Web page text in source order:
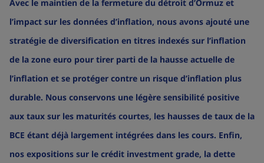
Avec le maintien de la fermeture du détroit d’Ormuz et
l’impact sur les données d’inflation, nous avons ajouté une
stratégie de diversification en titres indexés sur l’inflation
de la zone euro pour tirer parti de la hausse actuelle de
l’inflation et se protéger contre un risque d’inflation plus
durable. Nous conservons une légère sensibilité positive
aux taux sur les maturités courtes, les hausses de taux de la
BCE étant déjà largement intégrées dans les cours. Enfin,
nos expositions sur le crédit investment grade, la dette